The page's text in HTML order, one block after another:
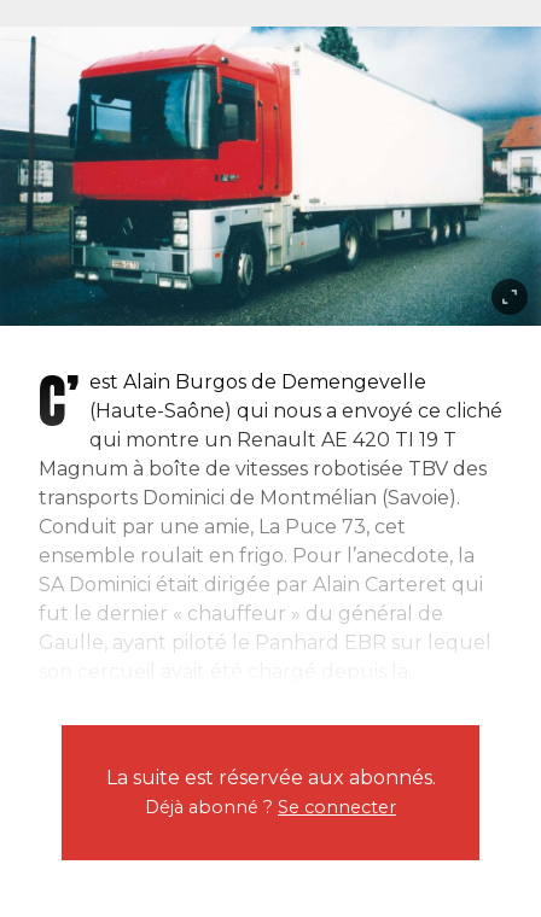
C’ est Alain Burgos de Demengevelle
(Haute-Saône) qui nous a envoyé ce cliché
qui montre un Renault AE 420 TI 19 T
Magnum à boîte de vitesses robotisée TBV des
transports Dominici de Montmélian (Savoie).
Conduit par une amie, La Puce 73, cet
ensemble roulait en frigo. Pour l’anecdote, la
SA Dominici était dirigée par Alain Carteret qui
fut le dernier « chauffeur » du général de
Gaulle, ayant piloté le Panhard EBR sur lequel
La suite est réservée aux abonnés.
Déjà abonné ? Se connecter